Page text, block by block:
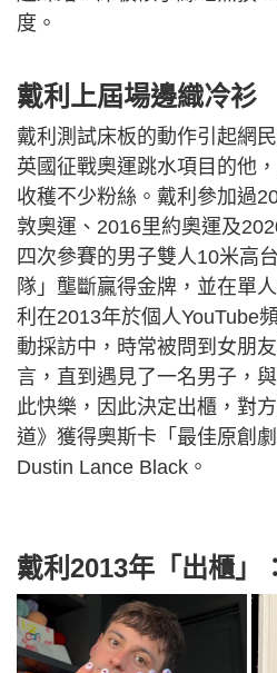
度。
戴利上屆場邊織冷衫
戴利測試床板的動作引起網
英國征戰奧運跳水項目的他
收穫不少粉絲。戴利參加過
敦奧運、2016里約奧運及
四次參賽的男子雙人10米高
隊」壟斷贏得金牌，並在單
利在2013年於個人YouTube
動採訪中，時常被問到女朋
言，直到遇見了一名男子，
此快樂，因此決定出櫃，對
道》獲得奧斯卡「最佳原創
Dustin Lance Black。
戴利2013年「出櫃」：